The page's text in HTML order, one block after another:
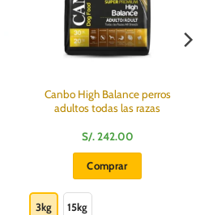
Canbo High Balance perros
adultos todas las razas
S/.242.00
Comprar
3kg 15kg